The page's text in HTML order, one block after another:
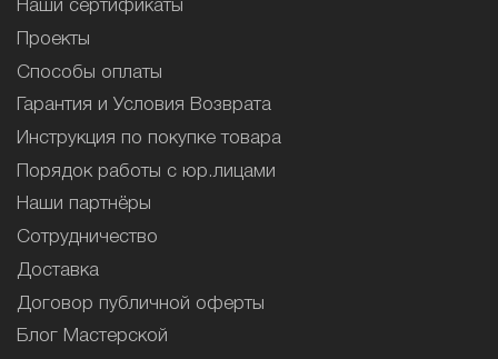
Наши сертификаты
Проекты
Способы оплаты
Гарантия и Условия Возврата
Инструкция по покупке товара
Порядок работы с юр.лицами
Наши партнёры
Сотрудничество
Доставка
Договор публичной оферты
Блог Мастерской